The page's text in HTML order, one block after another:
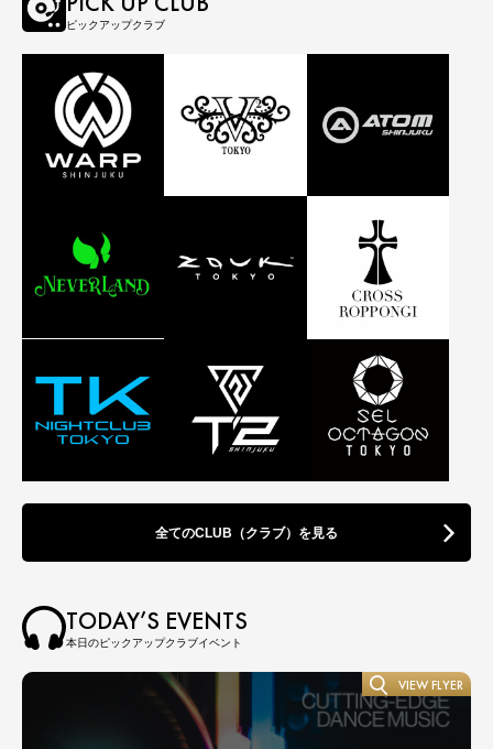
ピックアップクラブ
全てのCLUB（クラブ）を見る
TODAY’S EVENTS
本日のピックアップクラブイベント
VIEW FLYER